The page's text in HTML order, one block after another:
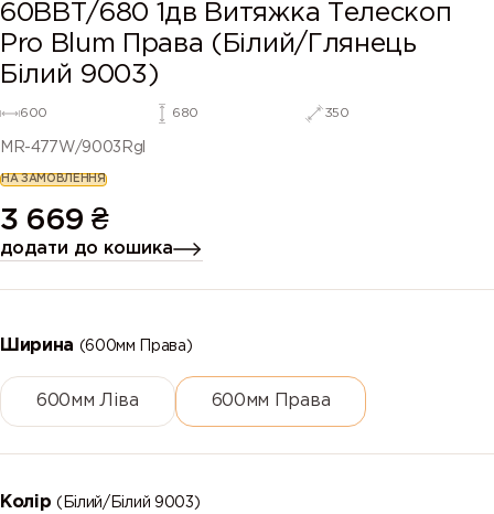
60ВВТ/680 1дв Витяжка Телескоп
Pro Blum Права (Білий/Глянець
Білий 9003)
600 680 350
MR-477W/9003Rgl
НА ЗАМОВЛЕННЯ
3 669 ₴
додати до кошика
Ширина (600мм Права)
600мм Ліва 600мм Права
Колір(Білий/Білий 9003)